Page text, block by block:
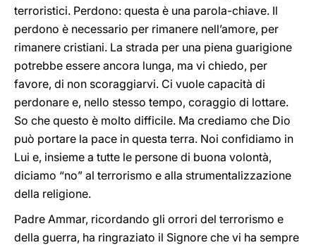
terroristici. Perdono: questa è una parola-chiave. Il
perdono è necessario per rimanere nell’amore, per
rimanere cristiani. La strada per una piena guarigione
potrebbe essere ancora lunga, ma vi chiedo, per
favore, di non scoraggiarvi. Ci vuole capacità di
perdonare e, nello stesso tempo, coraggio di lottare.
So che questo è molto difficile. Ma crediamo che Dio
può portare la pace in questa terra. Noi confidiamo in
Lui e, insieme a tutte le persone di buona volontà,
diciamo “no” al terrorismo e alla strumentalizzazione
della religione.
Padre Ammar, ricordando gli orrori del terrorismo e
della guerra, ha ringraziato il Signore che vi ha sempre